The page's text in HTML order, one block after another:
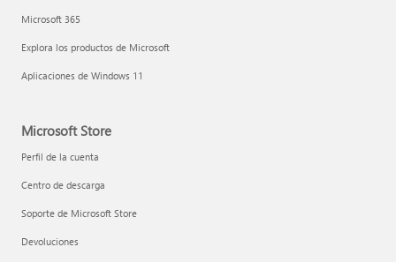
Microsoft 365
Explora los productos de Microsoft
Aplicaciones de Windows 11
Microsoft Store
Perfil de la cuenta
Centro de descarga
Soporte de Microsoft Store
Devoluciones